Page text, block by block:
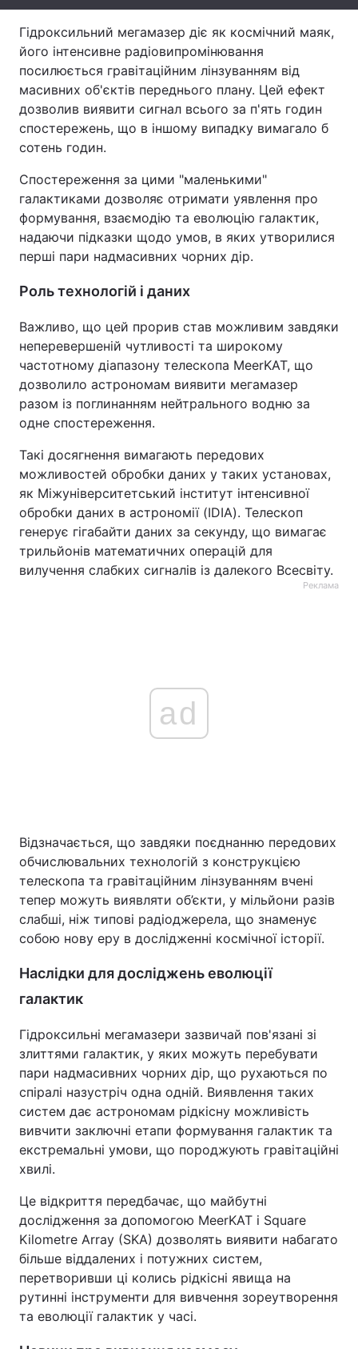
Гідроксильний мегамазер діє як космічний маяк,
його інтенсивне радіовипромінювання
посилюється гравітаційним лінзуванням від
масивних об'єктів переднього плану. Цей ефект
дозволив виявити сигнал всього за п'ять годин
спостережень, що в іншому випадку вимагало б
сотень годин.
Спостереження за цими "маленькими"
галактиками дозволяє отримати уявлення про
формування, взаємодію та еволюцію галактик,
надаючи підказки щодо умов, в яких утворилися
перші пари надмасивних чорних дір.
Роль технологій і даних
Важливо, що цей прорив став можливим завдяки
неперевершеній чутливості та широкому
частотному діапазону телескопа MeerKAT, що
дозволило астрономам виявити мегамазер
разом із поглинанням нейтрального водню за
одне спостереження.
Такі досягнення вимагають передових
можливостей обробки даних у таких установах,
як Міжуніверситетський інститут інтенсивної
обробки даних в астрономії (IDIA). Телескоп
генерує гігабайти даних за секунду, що вимагає
трильйонів математичних операцій для
вилучення слабких сигналів із далекого Всесвіту.
Реклама
ad
Відзначається, що завдяки поєднанню передових
обчислювальних технологій з конструкцією
телескопа та гравітаційним лінзуванням вчені
тепер можуть виявляти об’єкти, у мільйони разів
слабші, ніж типові радіоджерела, що знаменує
собою нову еру в дослідженні космічної історії.
Наслідки для досліджень еволюції
галактик
Гідроксильні мегамазери зазвичай пов'язані зі
злиттями галактик, у яких можуть перебувати
пари надмасивних чорних дір, що рухаються по
спіралі назустріч одна одній. Виявлення таких
систем дає астрономам рідкісну можливість
вивчити заключні етапи формування галактик та
екстремальні умови, що породжують гравітаційні
хвилі.
Це відкриття передбачає, що майбутні
дослідження за допомогою MeerKAT і Square
Kilometre Array (SKA) дозволять виявити набагато
більше віддалених і потужних систем,
перетворивши ці колись рідкісні явища на
рутинні інструменти для вивчення зореутворення
та еволюції галактик у часі.